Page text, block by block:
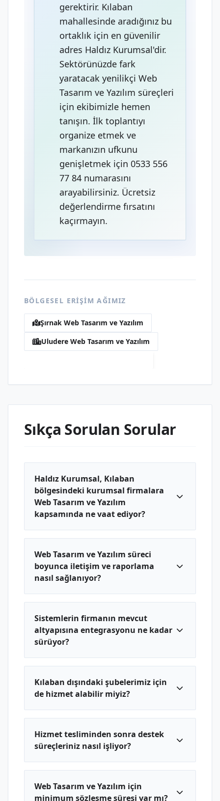
gerektirir. Kılaban
mahallesinde aradığınız bu
ortaklık için en güvenilir
adres Haldız Kurumsal'dir.
Sektörünüzde fark
yaratacak yenilikçi Web
Tasarım ve Yazılım süreçleri
için ekibimizle hemen
tanışın. İlk toplantıyı
organize etmek ve
markanızın ufkunu
genişletmek için 0533 556
77 84 numarasını
arayabilirsiniz. Ücretsiz
değerlendirme fırsatını
kaçırmayın.
BÖLGESEL ERIŞIM AĞIMIZ
Şırnak Web Tasarım ve Yazılım
Uludere Web Tasarım ve Yazılım
Sıkça Sorulan Sorular
Haldız Kurumsal, Kılaban
bölgesindeki kurumsal firmalara
Web Tasarım ve Yazılım
kapsamında ne vaat ediyor?
Web Tasarım ve Yazılım süreci
boyunca iletişim ve raporlama
nasıl sağlanıyor?
Sistemlerin firmanın mevcut
altyapısına entegrasyonu ne kadar
sürüyor?
Kılaban dışındaki şubelerimiz için
de hizmet alabilir miyiz?
Hizmet tesliminden sonra destek
süreçleriniz nasıl işliyor?
Web Tasarım ve Yazılım için
minimum sözleşme süresi var mı?